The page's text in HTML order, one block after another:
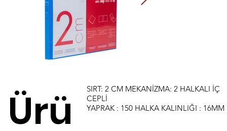
Ürü
SIRT: 2 CM MEKANİZMA: 2 HALKALI İÇ
CEPLİ
YAPRAK : 150 HALKA KALINLIĞI : 16MM